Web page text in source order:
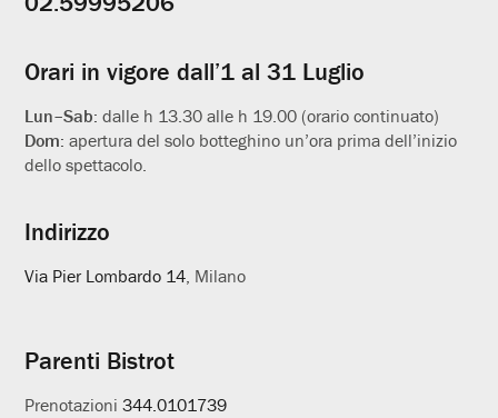
utili
Orari in vigore dall’1 al 31 Luglio
Lun–Sab:dalle h 13.30 alle h 19.00 (orario continuato)
Dom:apertura del solo botteghino un’ora prima dell’inizio
dello spettacolo.
Indirizzo
Via Pier Lombardo 14, Milano
Parenti Bistrot
Prenotazioni344.0101739